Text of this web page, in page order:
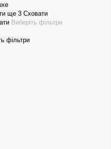
ще 3 Сховати
Виберіть фільтри
фільтри